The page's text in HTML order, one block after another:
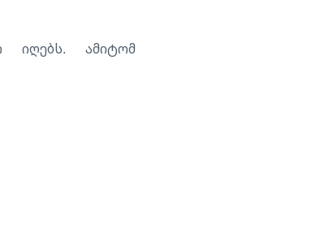
იღებს. ამიტომ